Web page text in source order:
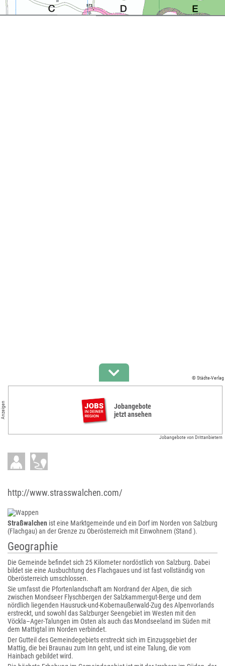
© Städte-Verlag
Anzeigen
Jobangebote
jetzt ansehen
Jobangebote von Drittanbietern
http://www.strasswalchen.com/
Straßwalchen ist eine Marktgemeinde und ein Dorf im Norden von Salzburg
(Flachgau) an der Grenze zu Oberösterreich mit Einwohnern (Stand ).
Geographie
Die Gemeinde befindet sich 25 Kilometer nordöstlich von Salzburg. Dabei
bildet sie eine Ausbuchtung des Flachgaues und ist fast vollständig von
Oberösterreich umschlossen.
Sie umfasst die Pfortenlandschaft am Nordrand der Alpen, die sich
zwischen Mondseer Flyschbergen der Salzkammergut-Berge und dem
nördlich liegenden Hausruck-und-Kobernaußerwald-Zug des Alpenvorlands
erstreckt, und sowohl das Salzburger Seengebiet im Westen mit den
Vöckla–Ager-Talungen im Osten als auch das Mondseeland im Süden mit
dem Mattigtal im Norden verbindet.
Der Gutteil des Gemeindegebiets erstreckt sich im Einzugsgebiet der
Mattig, die bei Braunau zum Inn geht, und ist eine Talung, die vom
Hainbach gebildet wird.